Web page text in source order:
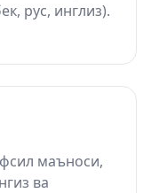
рус, инглиз).
маъноси,
ва